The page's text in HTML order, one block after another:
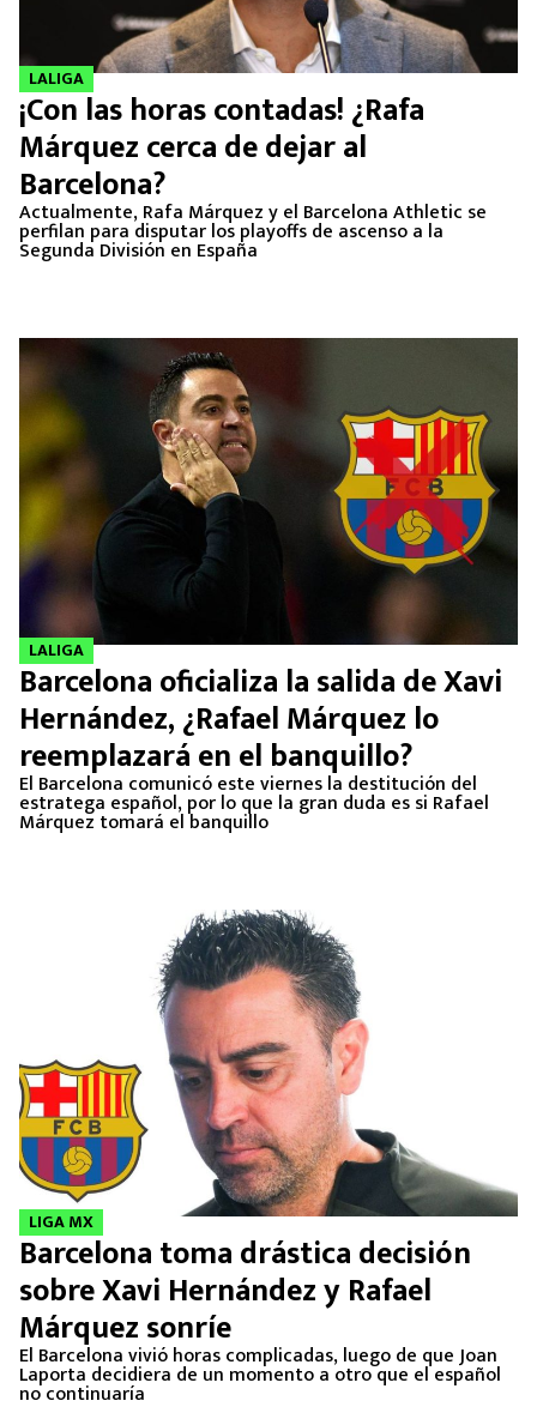
LALIGA
¡Con las horas contadas! ¿Rafa
Márquez cerca de dejar al
Barcelona?
Actualmente, Rafa Márquez y el Barcelona Athletic se
perfilan para disputar los playoffs de ascenso a la
Segunda División en España
LALIGA
Barcelona oficializa la salida de Xavi
Hernández, ¿Rafael Márquez lo
reemplazará en el banquillo?
El Barcelona comunicó este viernes la destitución del
estratega español, por lo que la gran duda es si Rafael
Márquez tomará el banquillo
LIGA MX
Barcelona toma drástica decisión
sobre Xavi Hernández y Rafael
Márquez sonríe
El Barcelona vivió horas complicadas, luego de que Joan
Laporta decidiera de un momento a otro que el español
no continuaría